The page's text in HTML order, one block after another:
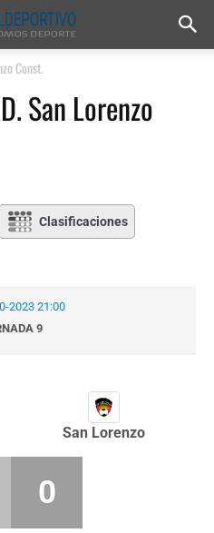
Const.
San Lorenzo
Clasificaciones
2023 21:00
9
San Lorenzo
0